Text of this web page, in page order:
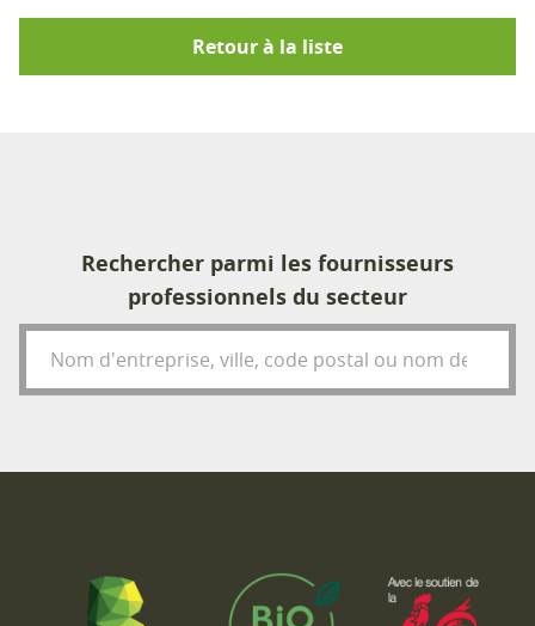
Retour à la liste
Rechercher parmi les fournisseurs
professionnels du secteur